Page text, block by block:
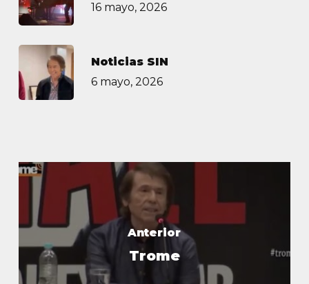
16 mayo, 2026
Noticias SIN
6 mayo, 2026
Anterior
Trome